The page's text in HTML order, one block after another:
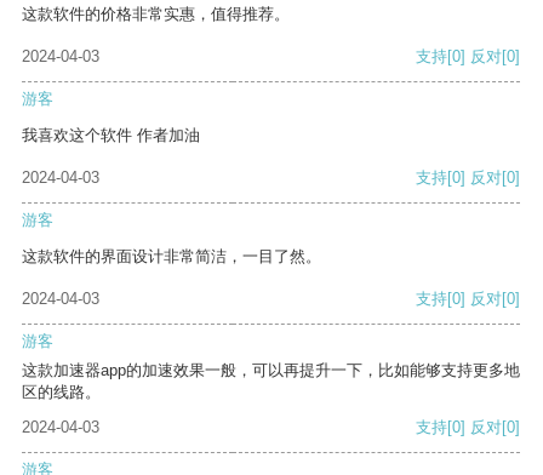
这款软件的价格非常实惠，值得推荐。
2024-04-03 支持[0] 反对[0]
游客
我喜欢这个软件 作者加油
2024-04-03 支持[0] 反对[0]
游客
这款软件的界面设计非常简洁，一目了然。
2024-04-03 支持[0] 反对[0]
游客
这款加速器app的加速效果一般，可以再提升一下，比如能够支持更多地
区的线路。
2024-04-03
支持[0] 反对[0]
游客